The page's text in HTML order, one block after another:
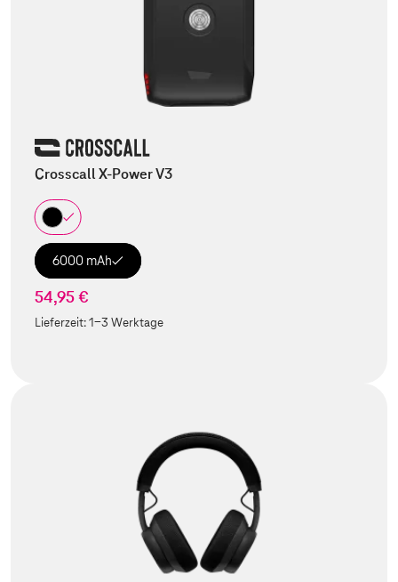
Crosscall X-Power V3
6000 mAh
54,95 €
Lieferzeit:1-3 Werktage